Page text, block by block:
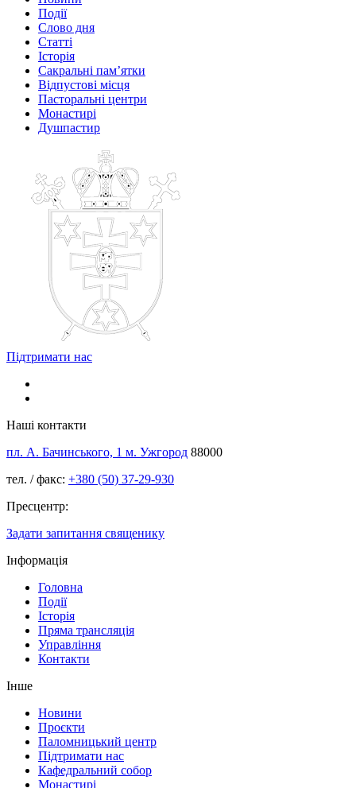
Події
Слово дня
Статті
Історія
Сакральні пам’ятки
Відпустові місця
Пасторальні центри
Монастирі
Душпастир
Підтримати нас
Наші контакти
пл. А. Бачинського, 1 м. Ужгород 88000
тел. / факс: +380 (50) 37-29-930
Пресцентр:
Задати запитання священику
Інформація
Головна
Події
Історія
Пряма трансляція
Управління
Контакти
Інше
Новини
Проєкти
Паломницький центр
Підтримати нас
Кафедральний собор
Монастирі